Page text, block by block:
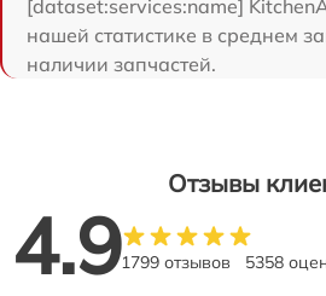
[dataset:services:name]
нашей статистике в среднем
наличии запчастей.
Отзывы
4.91799 отзывов 5358